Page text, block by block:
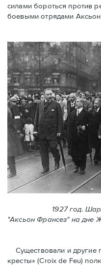
силами бороться против
боевыми отрядами
1927 год.
"Аксьон Франсез" на дне
Существовали и другие
кресты» (Croix de Feu)